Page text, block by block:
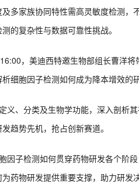
多家族协同特性需高灵敏度检测，
的复杂性与数据可靠性挑战。
，美迪西特邀生物部组长曹洋
细胞因子检测如何成为降本增效的
义、分类及生物学功能，深入剖析
趋势先机，抢占创新赛道。
因子检测如何贯穿药物研发各个阶
药物研发提供重要支撑，助力研发决